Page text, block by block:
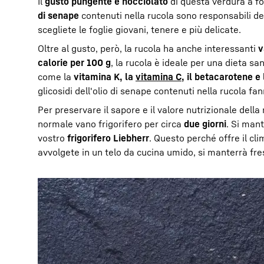
di senape contenuti nella rucola sono responsabili
scegliete le foglie giovani, tenere e più delicate.
Oltre al gusto, però, la rucola ha anche interessanti
calorie per 100 g, la rucola è ideale per una dieta
come la vitamina K, la vitamina C, il betacarotene
glicosidi dell'olio di senape contenuti nella rucola
Per preservare il sapore e il valore nutrizionale
normale vano frigorifero per circa due giorni. Si
vostro frigorifero Liebherr. Questo perché offre il
avvolgete in un telo da cucina umido, si manterrà